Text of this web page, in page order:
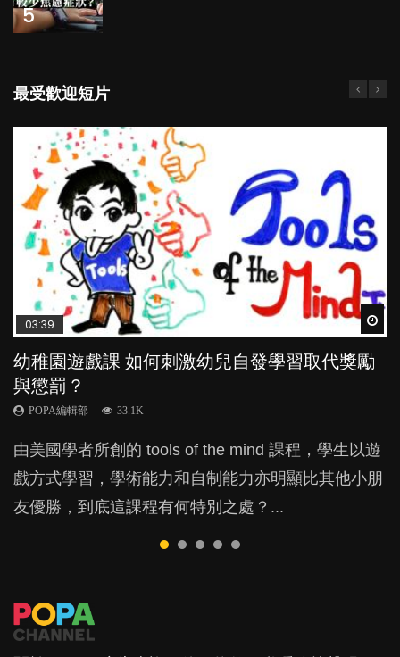
5
最受歡迎短片
03:39
幼稚園遊戲課 如何刺激幼兒自發學習取代獎勵
與懲罰？
POPA編輯部 33.1K
由美國學者所創的 tools of the mind 課程，學生以遊
戲方式學習，學術能力和自制能力亦明顯比其他小朋
友優勝，到底這課程有何特別之處？...
04:59
幼兒playgroup真係玩耍中學習？研究指BB 15個
月大前上堂不見效果
POPA編輯部 47.1K
現今小朋友的起跑線，愈推愈前。雖然政府並無官方
的統計數字，但粗略估算，香港至少有六、七百家早
期教育中心，但孩子是否愈早上Playgroup愈好？...
03:02
老公患產後憂鬱症對BB的影響
POPA編輯部
鬱，影響日常生活，嚴重的甚至會有自殺，或傷害小
朋友的念頭。但為何爸爸患上產後抑鬱往往難以察
覺？...
04:06
全職好？在職好？｜全職媽媽與在職媽媽的壓
力與價值
POPA編輯部 25.8K
許多媽媽心底可能都有一刻掙扎過：究竟全職好，還
是在職好。雖說每個家庭都有自己的獨特狀況和考慮
因素，但原來全職和在職媽媽所養育的子女其實都各
03:48
玩具分男女？小心性別定型窒礙子女潛能
POPA編輯部
很擔心囝囝是否有易服癖？或是有性別認同障礙？其
實原來可能係父母先入為主的性別定型觀影響？...